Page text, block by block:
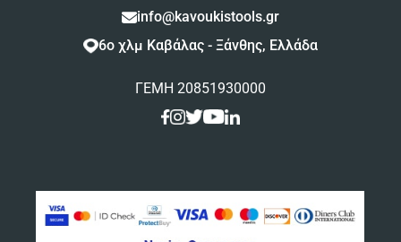
info@kavoukistools.gr
6ο χλμ Καβάλας - Ξάνθης, Ελλάδα
ΓΕΜΗ 20851930000